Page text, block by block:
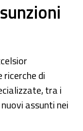
ricerche di
tra i
assunti nei